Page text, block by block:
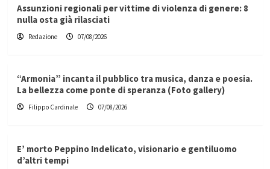
Assunzioni regionali per vittime di violenza di genere: 8
nulla osta già rilasciati
Redazione 07/08/2026
“Armonia” incanta il pubblico tra musica, danza e poesia.
La bellezza come ponte di speranza (Foto gallery)
Filippo Cardinale 07/08/2026
E’ morto Peppino Indelicato, visionario e gentiluomo
d’altri tempi